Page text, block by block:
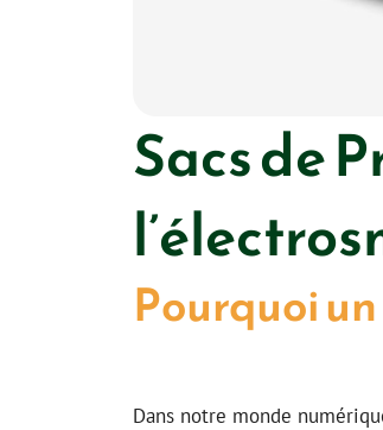
Sacs de
Pourquoi
Dans notre monde